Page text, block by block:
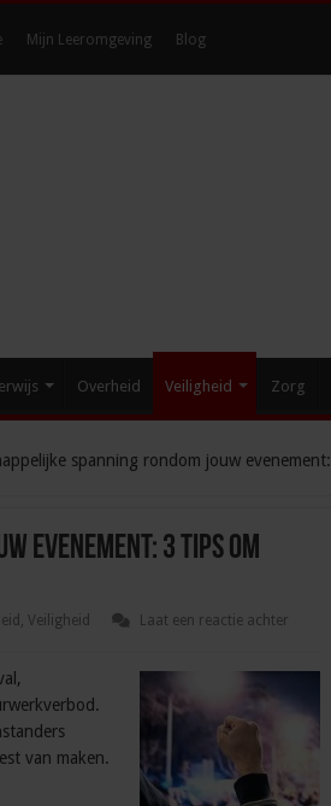
Mijn Leeromgeving Blog
Overheid Veiligheid Zorg
spanning rondom jouw evenement:
evenement: 3 tips om
, Veiligheid
Laat een reactie achter
van maken.